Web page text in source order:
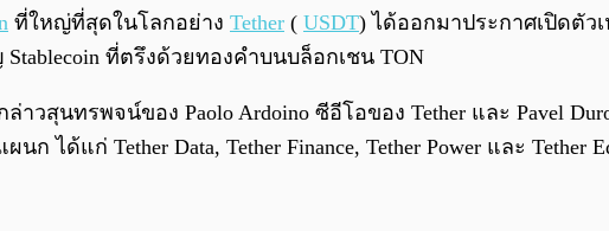
ที่ใหญ่ที่สุดในโลกอย่าง Tether ( USDT) ได้ออกมาประกาศเปิดตัว
Stablecoin ที่ตรึงด้วยทองคำบนบล็อกเชน TON
สุนทรพจน์ของ Paolo Ardoino ซีอีโอของ Tether และ Pavel
ได้แก่ Tether Data, Tether Finance, Tether Power และ Tether